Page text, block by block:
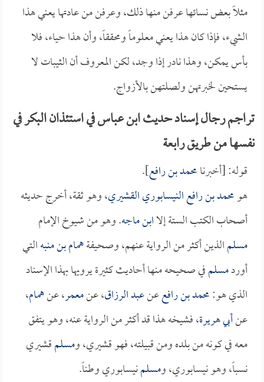
مثلاً بعض نسائها عرفن منها ذلك، وعرفن من عادتها يعني هذا
الشيء، فإذا كان هذا يعني معلوماً ومحققاً، وأن هذا حياء، فلا
بأس يمكن، وهذا نادر إذا وجد، لكن المعروف أن الثيبات لا
يستحين لخبرتهن ولصلتهن بالأزواج.
تراجم رجال إسناد حديث ابن عباس في استئذان البكر في
نفسها من طريق رابعة
قوله: [أخبرنامحمد بن رافع].
هومحمد بن رافع النيسابوري القشيري، وهو ثقة، أخرج حديثه
أصحاب الكتب الستة إلاابن ماجه. وهو من شيوخ الإمام
مسلمالذين أكثر من الرواية عنهم، وصحيفةهمام بن منبهالتي
أوردمسلمفي صحيحه منها أحاديث كثيرة يرويها بهذا الإسناد
الذي هو:محمد بن رافععنعبد الرزاق، عنمعمر، عنهمام،
عنأبي هريرة، فشيخه هذا قد أكثر من الرواية عنه، وهو يتفق
معه في كونه من بلده ومن قبيلته، فهو قشيري، ومسلمقشيري
نسباً، وهو نيسابوري، ومسلمنيسابوري وطناً.